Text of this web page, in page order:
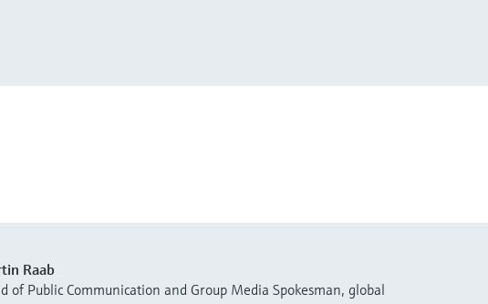
Raab
of Public Communication and Group Media Spokesman, global